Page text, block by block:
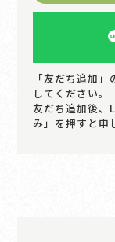
「友だち追加
してください。
友だち追加後、
み」を押すと申